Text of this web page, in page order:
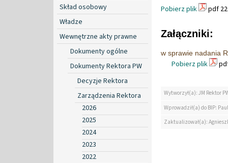
Skład osobowy
Władze
Wewnętrzne akty prawne
Dokumenty ogólne
Dokumenty Rektora PW
Decyzje Rektora
Zarządzenia Rektora
2026
2025
2024
2023
2022
Pobierz plik
pdf
Załączniki:
w sprawie nadania
Pobierz plik
Wytworzył(a): JM Rektor
Wprowadził(a) do BIP:
Zaktualizował(a):